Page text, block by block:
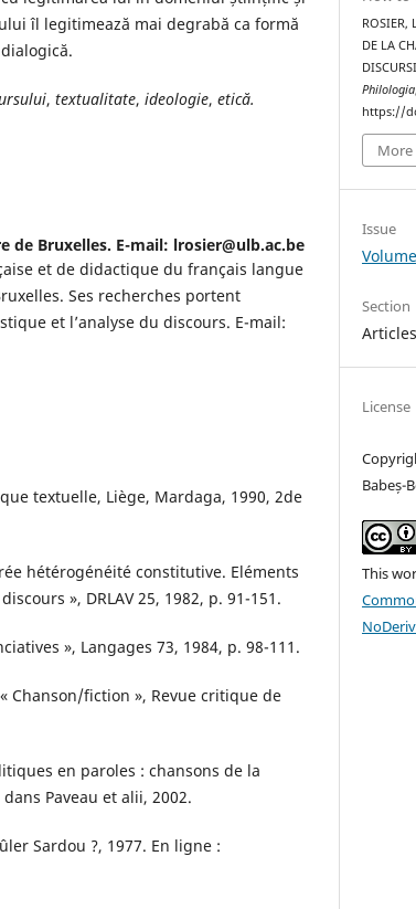
îl legitimează mai degrabă ca formă
, textualitate, ideologie, etică.
de Bruxelles. E-mail: lrosier@ulb.ac.be
et de didactique du français langue
Ses recherches portent
et l’analyse du discours. E-mail:
textuelle, Liège, Mardaga, 1990, 2de
hétérogénéité constitutive. Eléments
», DRLAV 25, 1982, p. 91-151.
», Langages 73, 1984, p. 98-111.
Chanson/fiction », Revue critique de
en paroles : chansons de la
Paveau et alii, 2002.
Sardou ?, 1977. En ligne :
ROSIER,
DE LA
Philologia
https://
Issue
Section
Articles
License
Babeș-
This